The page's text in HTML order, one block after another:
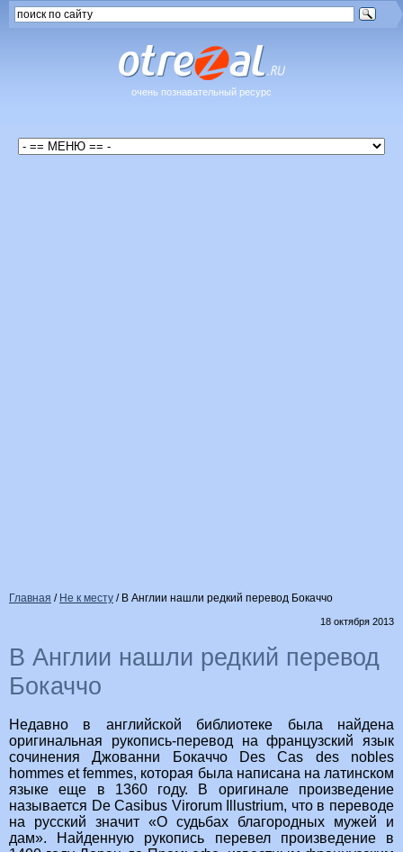
очень познавательный ресурс
Главная / Не к месту / В Англии нашли редкий перевод Бокаччо
18 октября 2013
В Англии нашли редкий перевод
Бокаччо
Недавно в английской библиотеке была найдена
оригинальная рукопись-перевод на французский язык
сочинения Джованни Бокаччо Des Cas des nobles
hommes et femmes, которая была написана на латинском
языке еще в 1360 году. В оригинале произведение
называется De Casibus Virorum Illustrium, что в переводе
на русский значит «О судьбах благородных мужей и
дам». Найденную рукопись перевел произведение в